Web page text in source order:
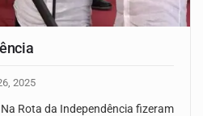
2025
Rota da Independência fizeram